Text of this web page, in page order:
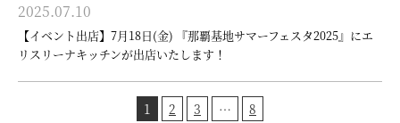
2025.07.10
【イベント出店】7月18日(金) 『那覇基地サマーフェスタ2025』にエ
リスリーナキッチンが出店いたします！
1 2 3 … 8